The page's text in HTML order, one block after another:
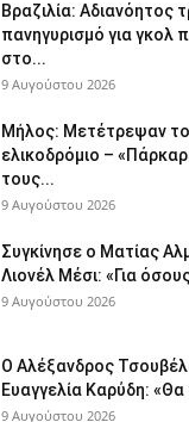
Βραζιλία: Αδιανόητος
πανηγυρισμό για γκολ
στο...
9 Αυγούστου 2026
Μήλος: Μετέτρεψαν
ελικοδρόμιο –
τους...
9 Αυγούστου 2026
Συγκίνησε ο Ματίας
Λιονέλ Μέσι: «Για
9 Αυγούστου 2026
Ο Αλέξανδρος
Ευαγγελία Καρύδη:
9 Αυγούστου 2026